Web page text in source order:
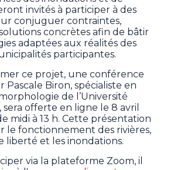
invités à participer à des
conjuguer contraintes,
concrètes afin de bâtir
adaptées aux réalités des
participantes.
ce projet, une conférence
Pascale Biron, spécialiste en
de l’Université
sera offerte en ligne le 8 avril
midi à 13 h. Cette présentation
le fonctionnement des rivières,
liberté et les inondations.
via la plateforme Zoom, il